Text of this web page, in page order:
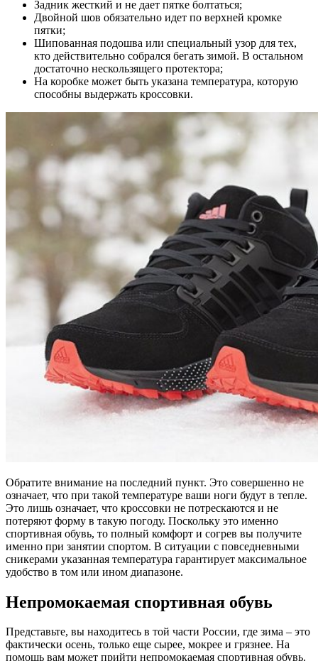
Задник жесткий и не дает пятке болтаться;
Двойной шов обязательно идет по верхней кромке
пятки;
Шипованная подошва или специальный узор для тех,
кто действительно собрался бегать зимой. В остальном
достаточно нескользящего протектора;
На коробке может быть указана температура, которую
способны выдержать кроссовки.
Обратите внимание на последний пункт. Это совершенно не
означает, что при такой температуре ваши ноги будут в тепле.
Это лишь означает, что кроссовки не потрескаются и не
потеряют форму в такую погоду. Поскольку это именно
спортивная обувь, то полный комфорт и согрев вы получите
именно при занятии спортом. В ситуации с повседневными
сникерами указанная температура гарантирует максимальное
удобство в том или ином диапазоне.
Непромокаемая спортивная обувь
Представьте, вы находитесь в той части России, где зима – это
фактически осень, только еще сырее, мокрее и грязнее. На
помощь вам может прийти непромокаемая спортивная обувь.